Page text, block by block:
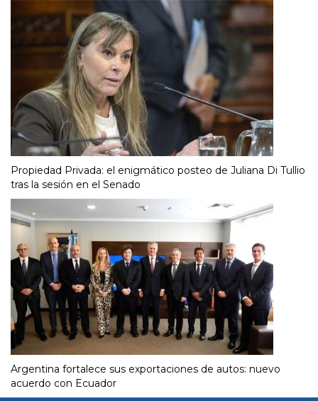
Propiedad Privada: el enigmático posteo de Juliana Di Tullio
tras la sesión en el Senado
Argentina fortalece sus exportaciones de autos: nuevo
acuerdo con Ecuador